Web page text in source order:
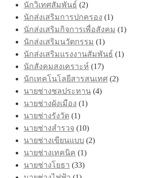
นักวิเทศสัมพันธ์ (2)
นักส่งเสริมการปกครอง (1)
นักส่งเสริมกิจการเพื่อสังคม (1)
นักส่งเสริมนวัตกรรม (1)
นักส่งเสริมแรงงานสัมพันธ์ (1)
นักสังคมสงเคราะห์ (17)
นักเทคโนโลยีสารสนเทศ (2)
นายช่างชลประทาน (4)
นายช่างผังเมือง (1)
นายช่างรังวัด (1)
นายช่างสำรวจ (10)
นายช่างเขียนแบบ (2)
นายช่างเทคนิค (1)
นายช่างโยธา (33)